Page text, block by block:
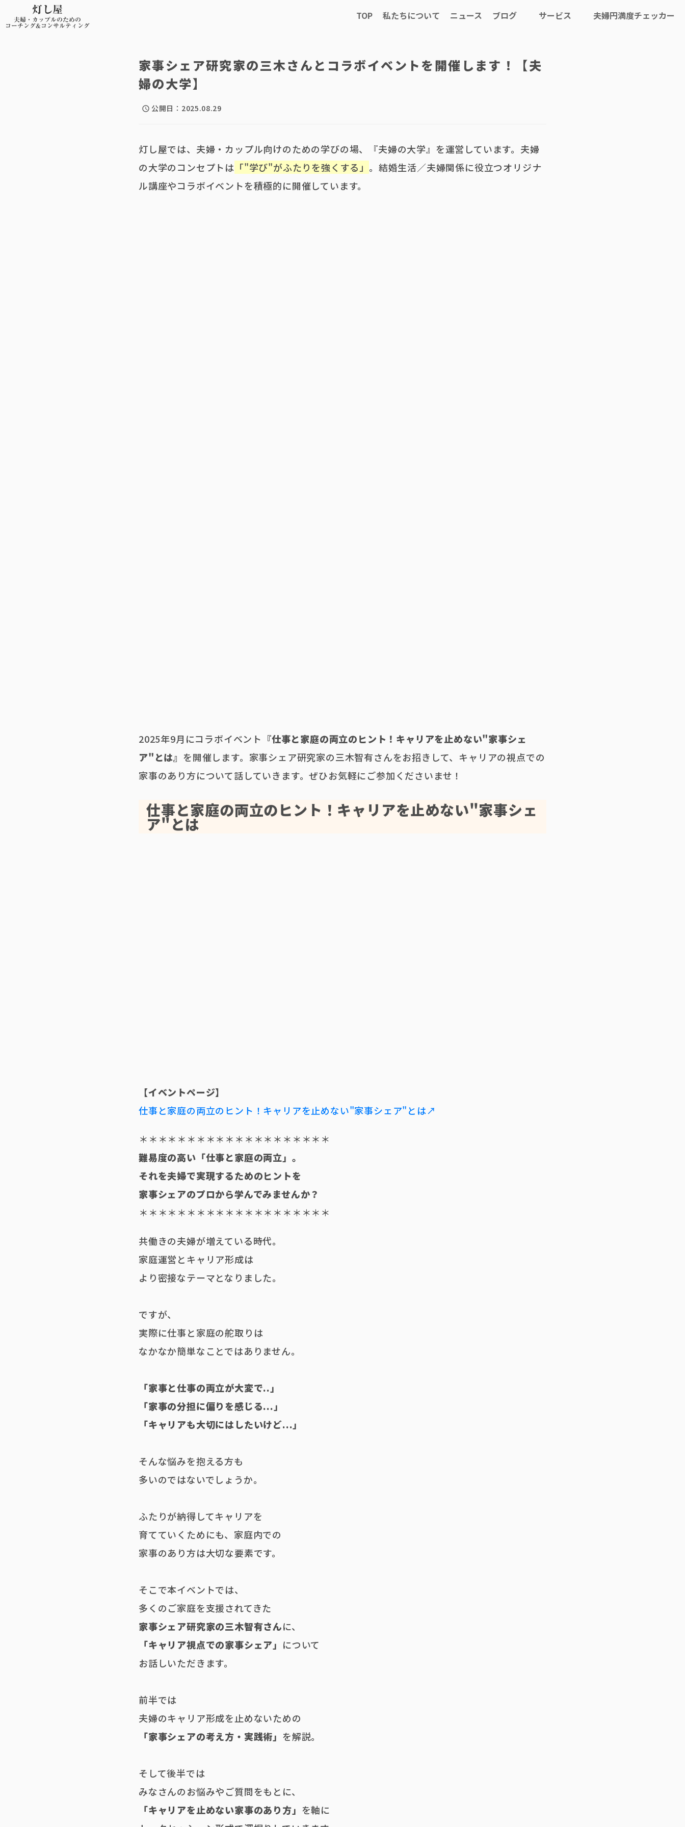
灯し屋
夫婦・カップルのための
コーチング&コンサルティング
TOP 私たちについて ニュース ブログ
サービス
夫婦の大学
夫婦円満度チェッカー
家事シェア研究家の三木さんとコラボイベントを開催します！【夫
婦の大学】
schedule 公開日： 2025.08.29
灯し屋では、夫婦・カップル向けのための学びの場、『夫婦の大学』を運営しています。夫婦
の大学のコンセプトは 「"学び"がふたりを強くする」 。結婚生活／夫婦関係に役立つオリジナ
ル講座やコラボイベントを積極的に開催しています。
2025年9月にコラボイベント 『仕事と家庭の両立のヒント！キャリアを止めない"家事シェ
ア"とは』 を開催します。家事シェア研究家の三木智有さんをお招きして、キャリアの視点での
家事のあり方について話していきます。ぜひお気軽にご参加くださいませ！
仕事と家庭の両立のヒント！キャリアを止めない"家事シェ
ア"とは
【イベントページ】
仕事と家庭の両立のヒント！キャリアを止めない"家事シェア"とは↗
＊＊＊＊＊＊＊＊＊＊＊＊＊＊＊＊＊＊＊＊
難易度の高い「仕事と家庭の両立」。
それを夫婦で実現するためのヒントを
家事シェアのプロから学んでみませんか？
＊＊＊＊＊＊＊＊＊＊＊＊＊＊＊＊＊＊＊＊
共働きの夫婦が増えている時代。
家庭運営とキャリア形成は
より密接なテーマとなりました。
ですが、
実際に仕事と家庭の舵取りは
なかなか簡単なことではありません。
「家事と仕事の両立が大変で..」
「家事の分担に偏りを感じる...」
「キャリアも大切にはしたいけど...」
そんな悩みを抱える方も
多いのではないでしょうか。
ふたりが納得してキャリアを
育てていくためにも、家庭内での
家事のあり方は大切な要素です。
そこで本イベントでは、
多くのご家庭を支援されてきた
家事シェア研究家の三木智有さんに、
「キャリア視点での家事シェア」 について
お話しいただきます。
前半では
夫婦のキャリア形成を止めないための
「家事シェアの考え方・実践術」 を解説。
そして後半では
みなさんのお悩みやご質問をもとに、
「キャリアを止めない家事のあり方」 を軸に